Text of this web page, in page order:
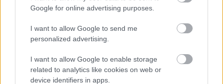
Google for online advertising purposes.
I want to allow Google to send me
personalized advertising.
I want to allow Google to enable storage
related to analytics like cookies on web or
device identifiers in apps.
LEGOLVASOTTABB
Auchan